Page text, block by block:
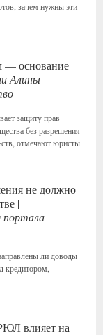
зачем нужны эти
— основание
Алины
защиту прав
без разрешения
отмечают юристы.
не должно
|
портала
ли доводы
кредитором,
влияет на